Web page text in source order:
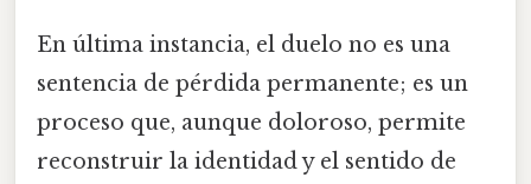
En última instancia, el duelo no es una
sentencia de pérdida permanente; es un
proceso que, aunque doloroso, permite
reconstruir la identidad y el sentido de